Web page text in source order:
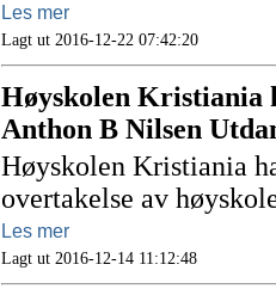
Les mer
Lagt ut 2016-12-22 07:42:20
Høyskolen Kristiania
Anthon B Nilsen
Høyskolen Kristiania
overtakelse av
Les mer
Lagt ut 2016-12-14 11:12:48